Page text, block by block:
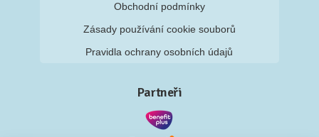
Obchodní podmínky
Zásady používání cookie souborů
Pravidla ochrany osobních údajů
Partneři